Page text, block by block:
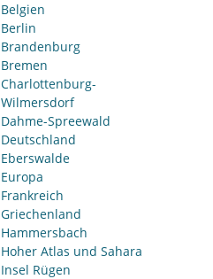
Belgien
Berlin
Brandenburg
Bremen
Charlottenburg-
Wilmersdorf
Dahme-Spreewald
Deutschland
Eberswalde
Europa
Frankreich
Griechenland
Hammersbach
Hoher Atlas und Sahara
Insel Rügen